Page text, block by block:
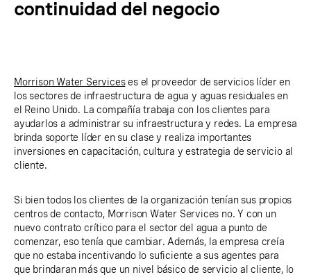
continuidad del negocio
Morrison Water Serviceses el proveedor de servicios líder en
los sectores de infraestructura de agua y aguas residuales en
el Reino Unido. La compañía trabaja con los clientes para
ayudarlos a administrar su infraestructura y redes. La empresa
brinda soporte líder en su clase y realiza importantes
inversiones en capacitación, cultura y estrategia de servicio al
cliente.
Si bien todos los clientes de la organización tenían sus propios
centros de contacto, Morrison Water Services no. Y con un
nuevo contrato crítico para el sector del agua a punto de
comenzar, eso tenía que cambiar. Además, la empresa creía
que no estaba incentivando lo suficiente a sus agentes para
que brindaran más que un nivel básico de servicio al cliente, lo